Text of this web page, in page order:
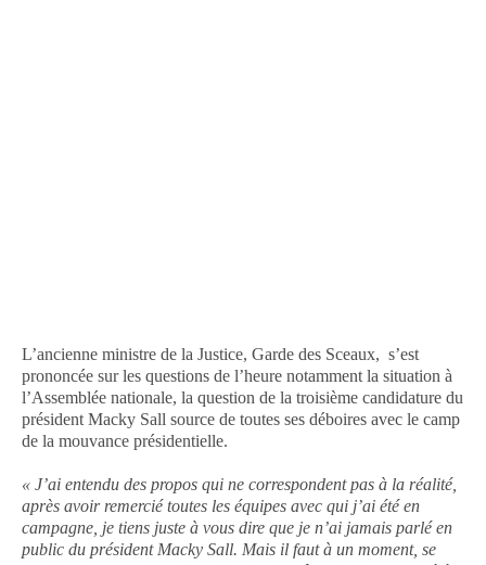
L’ancienne ministre de la Justice, Garde des Sceaux, s’est
prononcée sur les questions de l’heure notamment la situation à
l’Assemblée nationale, la question de la troisième candidature du
président Macky Sall source de toutes ses déboires avec le camp
de la mouvance présidentielle.
« J’ai entendu des propos qui ne correspondent pas à la réalité,
après avoir remercié toutes les équipes avec qui j’ai été en
campagne, je tiens juste à vous dire que je n’ai jamais parlé en
public du président Macky Sall. Mais il faut à un moment, se